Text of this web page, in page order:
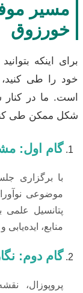
مسیر
خورزوق
برای اینکه
خود را طی
است. ما در کنار
شکل ممکن طی
گام اول:
با برگزاری
موضوعی
پتانسیل علمی
منابع،
گام دوم:
پروپوزال،